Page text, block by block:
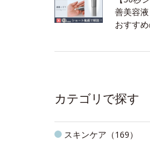
善美容
おすす
カテゴリで探す
スキンケア（169）